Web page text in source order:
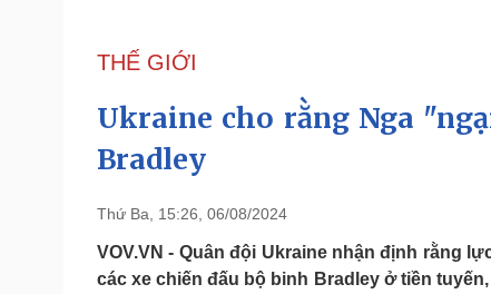
Đảng
Tổ chức nhân sự
Nhận diện sự thật
Dấu ấn VOV
Pháp luật
Tin nóng
Tư vấn luật
Việt Nam
Phân tích
THẾ GIỚI
Ukraine cho rằng Nga
Bradley
Thứ Ba, 15:26, 06/08/2024
VOV.VN - Quân đội Ukraine nhận định rằng
các xe chiến đấu bộ binh Bradley ở tiền